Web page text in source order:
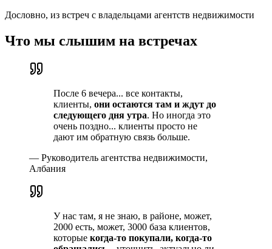
Дословно, из встреч с владельцами агентств недвижимости
Что мы слышим на встречах
После 6 вечера... все контакты,
клиенты, они остаются там и ждут до
следующего дня утра. Но иногда это
очень поздно... клиенты просто не
дают им обратную связь больше.
— Руководитель агентства недвижимости,
Албания
У нас там, я не знаю, в районе, может,
2000 есть, может, 3000 база клиентов,
которые когда-то покупали, когда-то